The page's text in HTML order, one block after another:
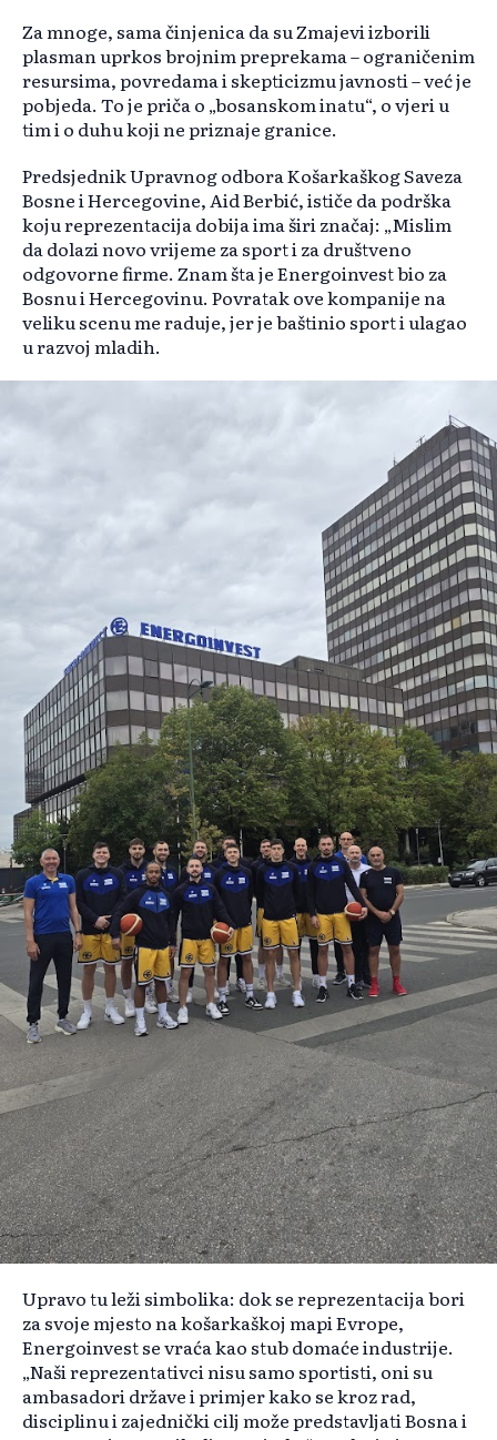
Za mnoge, sama činjenica da su Zmajevi izborili
plasman uprkos brojnim preprekama – ograničenim
resursima, povredama i skepticizmu javnosti – već je
pobjeda. To je priča o „bosanskom inatu“, o vjeri u
tim i o duhu koji ne priznaje granice.
Predsjednik Upravnog odbora Košarkaškog Saveza
Bosne i Hercegovine, Aid Berbić, ističe da podrška
koju reprezentacija dobija ima širi značaj: „Mislim
da dolazi novo vrijeme za sport i za društveno
odgovorne firme. Znam šta je Energoinvest bio za
Bosnu i Hercegovinu. Povratak ove kompanije na
veliku scenu me raduje, jer je baštinio sport i ulagao
u razvoj mladih.
Upravo tu leži simbolika: dok se reprezentacija bori
za svoje mjesto na košarkaškoj mapi Evrope,
Energoinvest se vraća kao stub domaće industrije.
„Naši reprezentativci nisu samo sportisti, oni su
ambasadori države i primjer kako se kroz rad,
disciplinu i zajednički cilj može predstavljati Bosna i